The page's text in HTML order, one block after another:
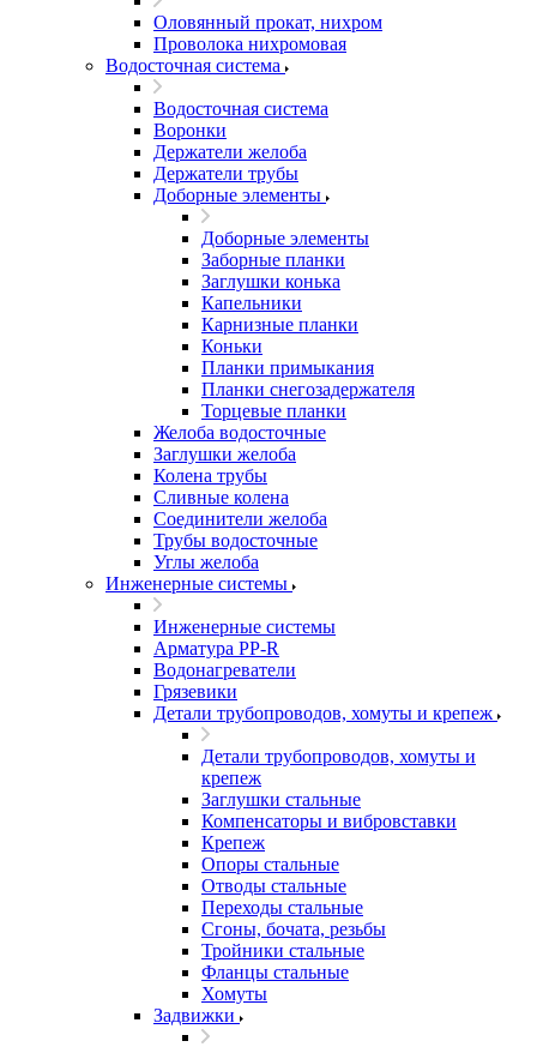
Оловянный прокат, нихром
Проволока нихромовая
Водосточная система
Водосточная система
Воронки
Держатели желоба
Держатели трубы
Доборные элементы
Доборные элементы
Заборные планки
Заглушки конька
Капельники
Карнизные планки
Коньки
Планки примыкания
Планки снегозадержателя
Торцевые планки
Желоба водосточные
Заглушки желоба
Колена трубы
Сливные колена
Соединители желоба
Трубы водосточные
Углы желоба
Инженерные системы
Инженерные системы
Арматура PP-R
Водонагреватели
Грязевики
Детали трубопроводов, хомуты и крепеж
Детали трубопроводов, хомуты и
крепеж
Заглушки стальные
Компенсаторы и вибровставки
Крепеж
Опоры стальные
Отводы стальные
Переходы стальные
Сгоны, бочата, резьбы
Тройники стальные
Фланцы стальные
Хомуты
Задвижки